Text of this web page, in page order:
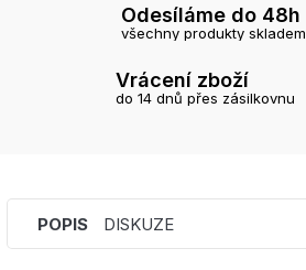
Odesíláme do 48h
všechny produkty skladem
Vrácení zboží
do 14 dnů přes zásilkovnu
POPIS DISKUZE